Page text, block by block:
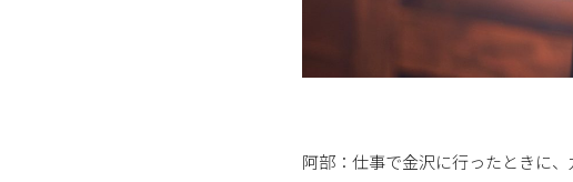
阿部：仕事で金沢に行ったときに